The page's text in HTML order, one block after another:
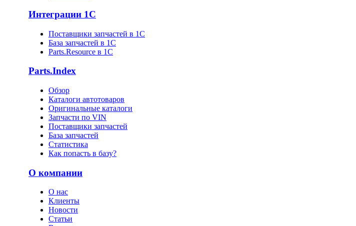
Интеграции 1С
Поставщики запчастей в 1C
База запчастей в 1С
Parts.Resource в 1C
Parts.Index
Обзор
Каталоги автотоваров
Оригинальные каталоги
Запчасти по VIN
Поставщики запчастей
База запчастей
Статистика
Как попасть в базу?
О компании
О нас
Клиенты
Новости
Статьи